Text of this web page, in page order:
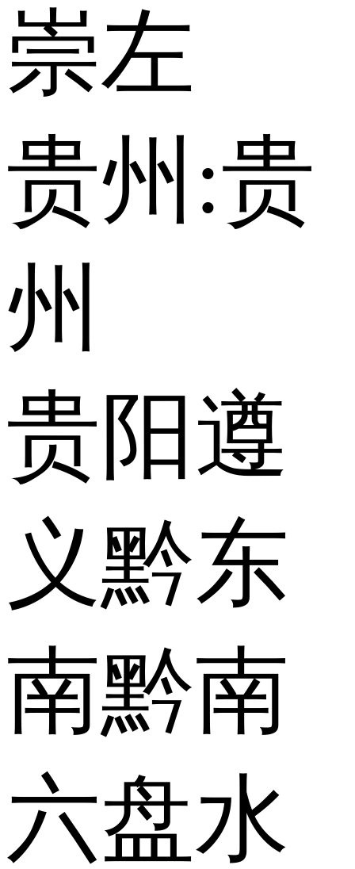
崇左
贵州:贵
州
贵阳遵
义黔东
南黔南
六盘水